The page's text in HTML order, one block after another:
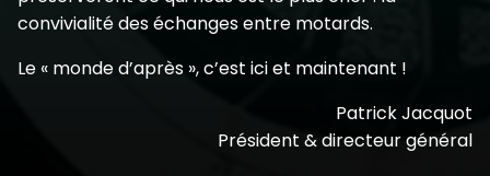
convivialité des échanges entre motards.
Le « monde d’après », c’est ici et maintenant !
Patrick Jacquot
Président & directeur général